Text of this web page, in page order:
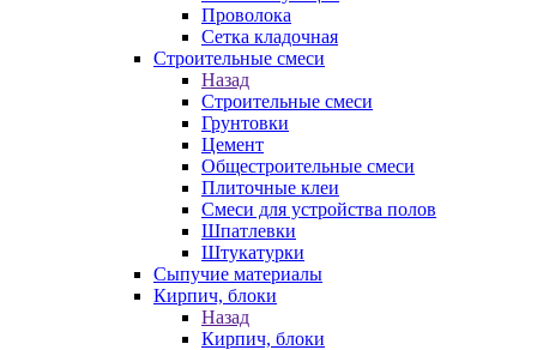
Проволока
Сетка кладочная
Строительные смеси
Назад
Строительные смеси
Грунтовки
Цемент
Общестроительные смеси
Плиточные клеи
Смеси для устройства полов
Шпатлевки
Штукатурки
Сыпучие материалы
Кирпич, блоки
Назад
Кирпич, блоки